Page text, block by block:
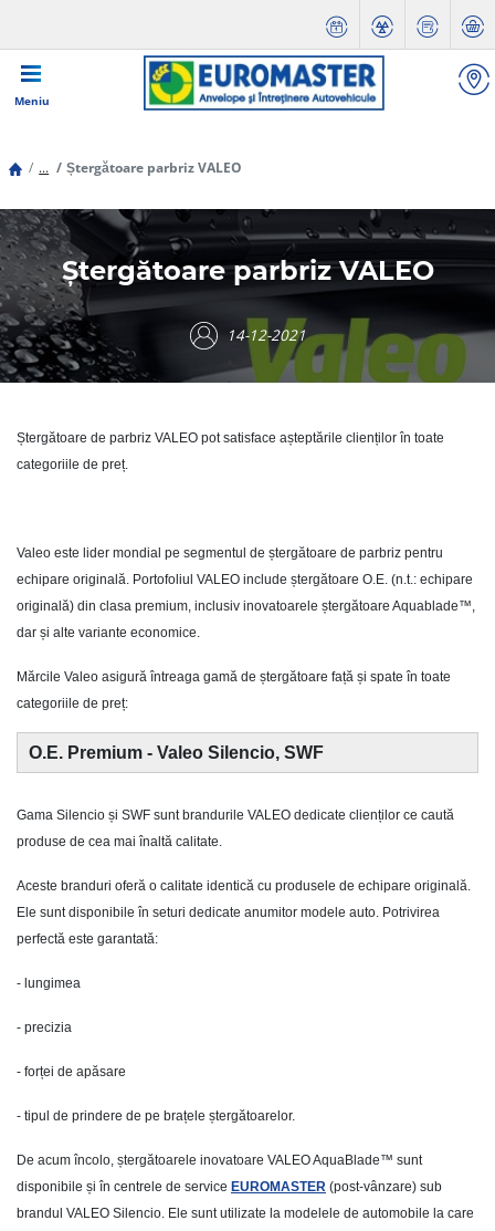
Meniu
... Ștergătoare parbriz VALEO
Ștergătoare parbriz VALEO
14-12-2021
Ștergătoare de parbriz VALEO pot satisface așteptările clienților în toate
categoriile de preț.
Valeo este lider mondial pe segmentul de ștergătoare de parbriz pentru
echipare originală. Portofoliul VALEO include ștergătoare O.E. (n.t.: echipare
originală) din clasa premium, inclusiv inovatoarele ștergătoare Aquablade™,
dar și alte variante economice.
Mărcile Valeo asigură întreaga gamă de ștergătoare față și spate în toate
categoriile de preț:
O.E. Premium - Valeo Silencio, SWF
Gama Silencio și SWF sunt brandurile VALEO dedicate clienților ce caută
produse de cea mai înaltă calitate.
Aceste branduri oferă o calitate identică cu produsele de echipare originală.
Ele sunt disponibile în seturi dedicate anumitor modele auto. Potrivirea
perfectă este garantată:
- lungimea
- precizia
- forței de apăsare
- tipul de prindere de pe brațele ștergătoarelor.
De acum încolo, ștergătoarele inovatoare VALEO AquaBlade™ sunt
disponibile și în centrele de service EUROMASTER (post-vânzare) sub
brandul VALEO Silencio. Ele sunt utilizate la modelele de automobile la care